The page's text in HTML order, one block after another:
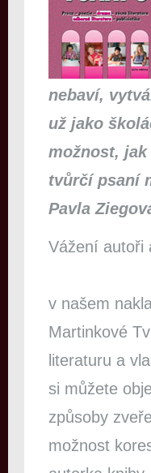
nebaví,
už jako
možnost,
tvůrčí psaní
Pavla
Vážení autoři
v našem
Martinkové
literaturu a
si můžete
způsoby
možnost